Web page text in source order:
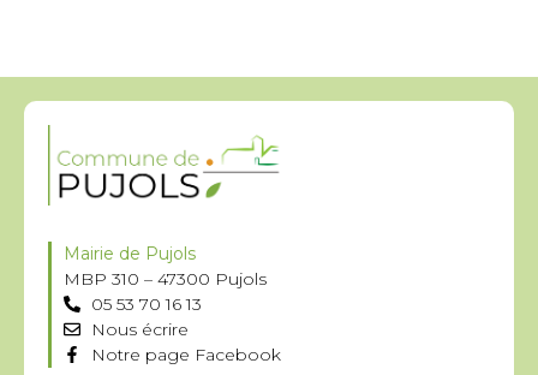
Mairie de Pujols
MBP 310 – 47300 Pujols
05 53 70 16 13
Nous écrire
Notre page Facebook